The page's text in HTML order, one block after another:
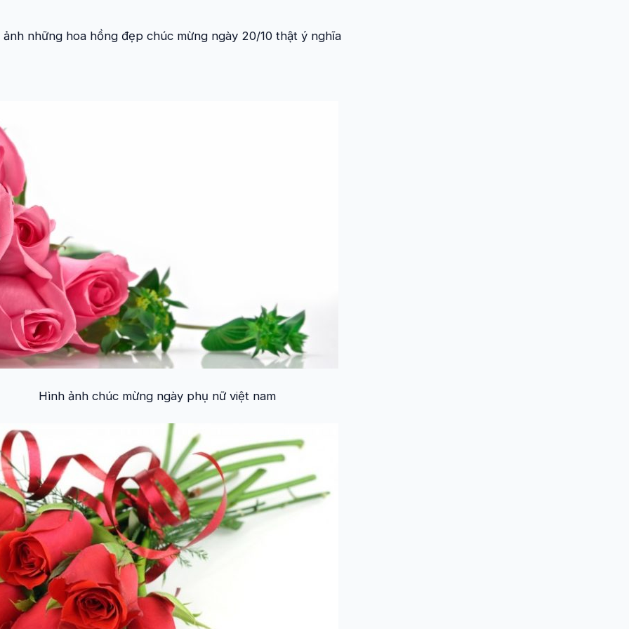
ảnh những hoa hồng đẹp chúc mừng ngày 20/10 thật ý nghĩa
Hình ảnh chúc mừng ngày phụ nữ việt nam